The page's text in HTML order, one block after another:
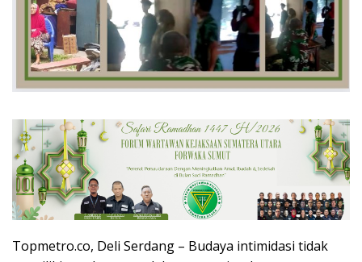
Topmetro.co, Deli Serdang – Budaya intimidasi tidak